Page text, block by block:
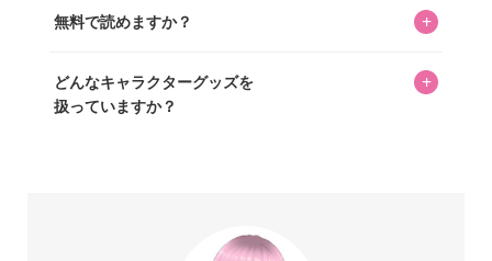
いをお届けすることは保証します。なお、記事内に価格は
め、正確な情報をお伝えできないからです。
無料で読めますか？ +
どんなキャラクターグッズを
扱っていますか？
+
ーをいち早く皆さんにお届けすることも、私たちの使命の